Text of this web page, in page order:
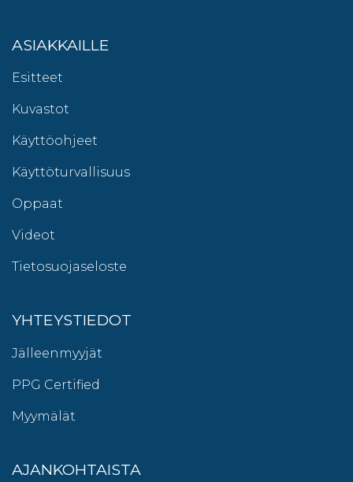
ASIAKKAILLE
Esitteet
Kuvastot
Käyttöohjeet
Käyttöturvallisuus
Oppaat
Videot
Tietosuojaseloste
YHTEYSTIEDOT
Jälleenmyyjät
PPG Certified
Myymälät
AJANKOHTAISTA